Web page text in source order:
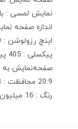
رنگ : 16 میلیون رنگ